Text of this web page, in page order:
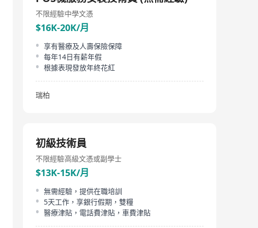
不限經驗中學文憑
$16K-20K/月
享有醫療及人壽保險保障
每年14日有薪年假
根據表現發放年終花紅
瑞柏
初級技術員
不限經驗高級文憑或副學士
$13K-15K/月
無需經驗，提供在職培訓
5天工作，享銀行假期，雙糧
醫療津貼，電話費津貼，車費津貼